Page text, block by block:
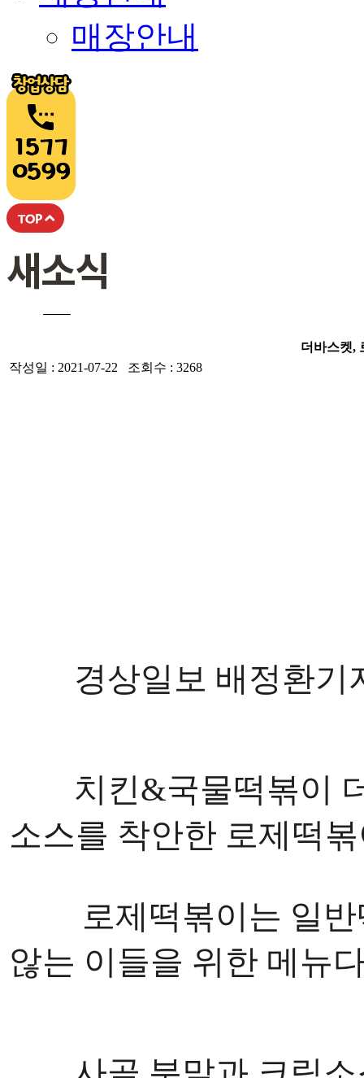
매장안내
더바스켓,
작성일 : 2021-07-22 조회수 : 3268
경상일보 배정환기
치킨&국물떡볶이 더
소스를 착안한 로제떡
로제떡볶이는 일반
않는 이들을 위한 메뉴